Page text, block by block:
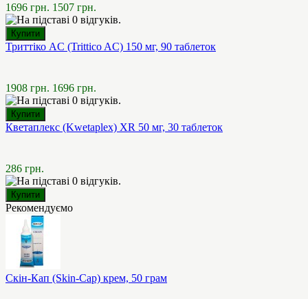
1696 грн. 1507 грн.
Триттіко AC (Trittico AC) 150 мг, 90 таблеток
1908 грн. 1696 грн.
Кветаплекс (Kwetaplex) XR 50 мг, 30 таблеток
286 грн.
Рекомендуємо
Скін-Кап (Skin-Cap) крем, 50 грам